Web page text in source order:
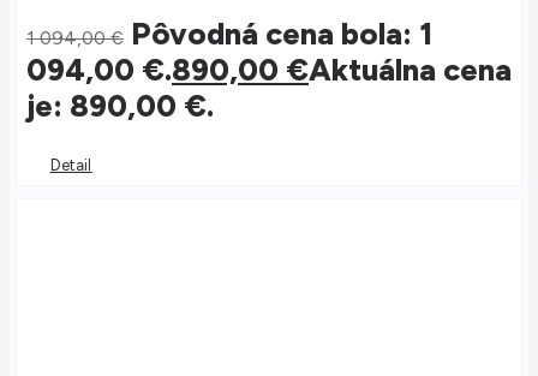
1 094,00€ Pôvodná cena bola: 1
094,00 €.890,00 €Aktuálna cena
je: 890,00 €.
Detail